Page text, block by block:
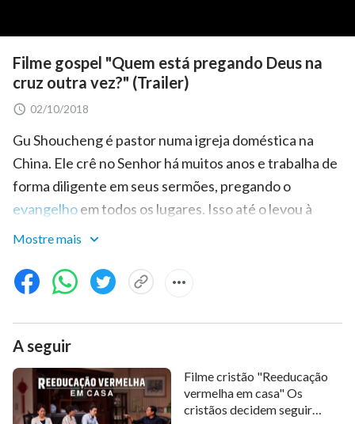
Filme gospel "Quem está pregando Deus na
cruz outra vez?" (Trailer)
02/10/2018
Gu Shoucheng é pastor numa igreja doméstica na
China. Ele crê no Senhor há muitos anos e trabalha de
forma diligente em seus sermões, pregando o
evangelhoem todos os lugares. Isso até o levou à
prisão por 12 anos. Após ser libertado, Gu Shoucheng
evangelho de Deus Todo-Poderoso a respeito de Seu
reino aparece em sua igreja, ele não busca ou
investiga, mas prefere confiar em suas próprias
noções e imaginações para condenar a obra de Deus
nos últimos dias. Ele faz de tudo para disseminar
noções e mentiras que interfiram e impeçam os fiéis
de aceitarem o caminho verdadeiro. Mas foi
Mostre mais
A seguir
Filme cristão "Reeducação
vermelha em casa" Os
cristãos decidem seguir